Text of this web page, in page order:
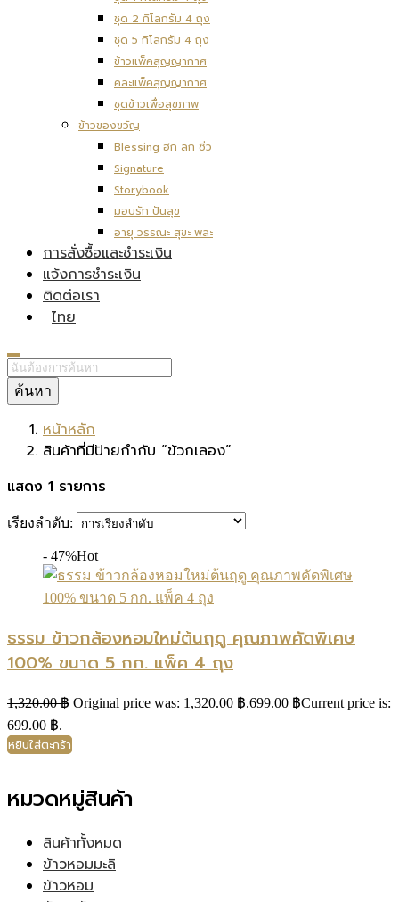
ชุด 2 กิโลกรัม 4 ถุง
ชุด 5 กิโลกรัม 4 ถุง
ข้าวแพ็คสุญญากาศ
คละแพ็คสุญญากาศ
ชุดข้าวเพื่อสุขภาพ
ข้าวของขวัญ
Blessing ฮก ลก ซิ่ว
Signature
Storybook
มอบรัก ปันสุข
อายุ วรรณะ สุขะ พละ
การสั่งซื้อและชำระเงิน
แจ้งการชำระเงิน
ติดต่อเรา
ไทย
ค้นหา
หน้าหลัก
สินค้าที่มีป้ายกำกับ “ข้วกเลอง”
แสดง 1 รายการ
เรียงลำดับ:
- 47%Hot
ธรรม ข้าวกล้องหอมใหม่ต้นฤดู คุณภาพคัดพิเศษ
100% ขนาด 5 กก. แพ็ค 4 ถุง
1,320.00฿ Original price was: 1,320.00 ฿.699.00 ฿Current price is:
699.00 ฿.
หยิบใส่ตะกร้า
หมวดหมู่สินค้า
สินค้าทั้งหมด
ข้าวหอมมะลิ
ข้าวหอม